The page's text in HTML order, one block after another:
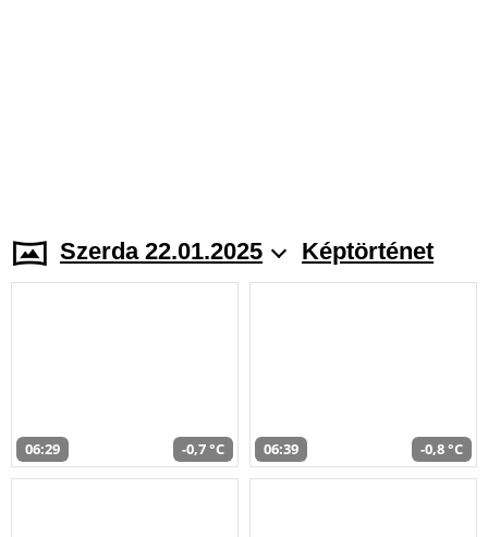
Szerda 22.01.2025 Képtörténet
06:29 -0,7 °C 06:39 -0,8 °C